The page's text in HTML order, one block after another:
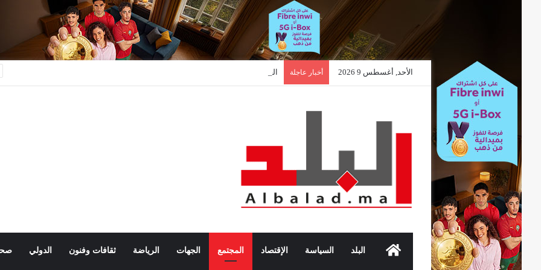
الأحد, أغسطس 9 2026 أخبار عاجلة العرائش.. توقيف مرشحة للهجرة السرية على خلفية تصريحات واتهامات زائفة
الرئيسيةالبلد السياسة الإقتصاد المجتمع الجهات الرياضة ثقافات وفنون الدولي